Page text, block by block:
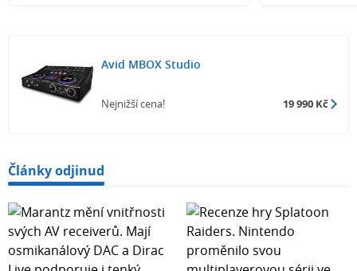
Avid MBOX Studio
Nejnižší cena! 19 990 Kč
Články odjinud